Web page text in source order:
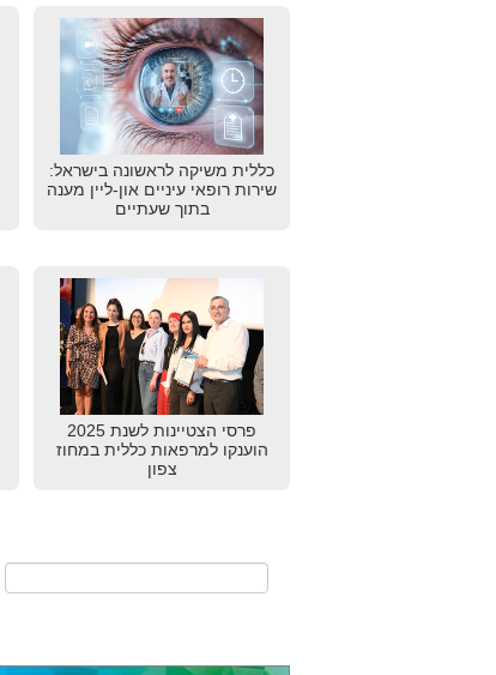
כללית משיקה לראשונה בישראל:
שירות רופאי עיניים און-ליין מענה
בתוך שעתיים
פרסי הצטיינות לשנת 2025
הוענקו למרפאות כללית במחוז
צפון